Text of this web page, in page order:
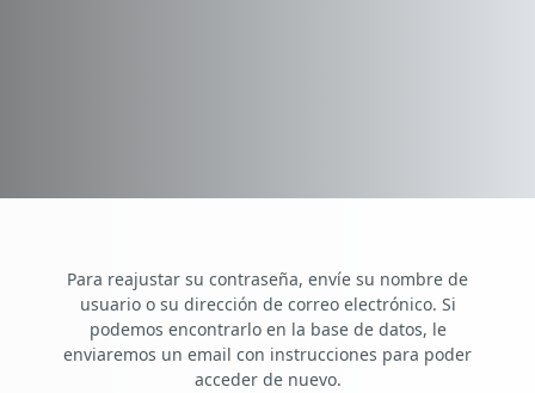
Para reajustar su contraseña, envíe su nombre de
usuario o su dirección de correo electrónico. Si
podemos encontrarlo en la base de datos, le
enviaremos un email con instrucciones para poder
acceder de nuevo.